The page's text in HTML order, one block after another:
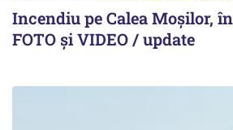
Incendiu pe Calea Moşilor,
FOTO şi VIDEO / update